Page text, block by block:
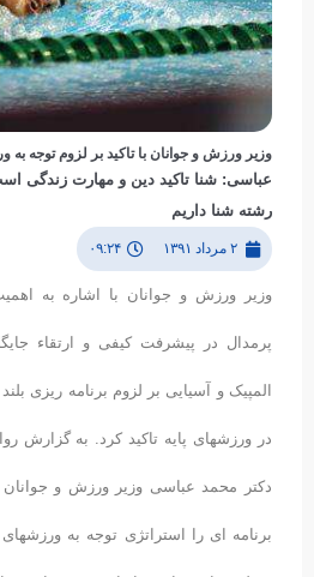
وزیر ورزش و جوانان با تاکید بر لزوم توجه به
عباسی: شنا تاکید دین و مهارت زندگی
رشته شنا داریم
۲ مرداد ۱۳۹۱ ۰۹:۲۴
وزیر ورزش و جوانان با اشاره به
پرمدال در پیشرفت کیفی و ارتقاء
المپیک و آسیایی بر لزوم برنامه ریزی
در ورزشهای پایه تاکید کرد. به گزارش
دکتر محمد عباسی وزیر ورزش و
برنامه ای را استراتژی توجه به ورزشهای